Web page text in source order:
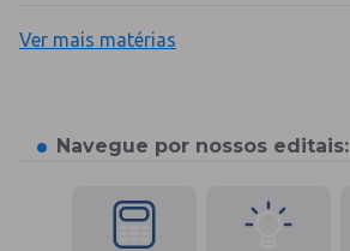
Ver mais matérias
Navegue por nossos editais: